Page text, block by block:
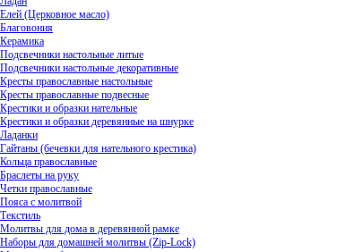
Елей (Церковное масло)
Благовония
Керамика
Подсвечники настольные литые
Подсвечники настольные декоративные
Кресты православные настольные
Кресты православные подвесные
Крестики и образки нательные
Крестики и образки деревянные на шнурке
Ладанки
Гайтаны (бечевки для нательного крестика)
Кольца православные
Браслеты на руку
Четки православные
Пояса с молитвой
Текстиль
Молитвы для дома в деревянной рамке
Наборы для домашней молитвы (Zip-Lock)